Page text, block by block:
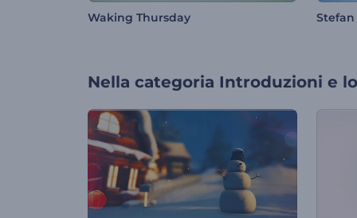
Waking Thursday Stefan
Nella categoria Introduzioni e